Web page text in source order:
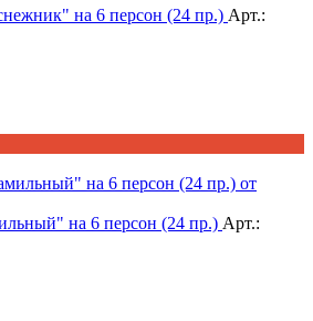
на 6 персон (24 пр.) Арт.:
на 6 персон (24 пр.) Арт.: